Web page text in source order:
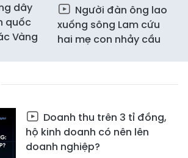
dây
quốc
Vàng
Người đàn ông lao
xuống sông Lam cứu
hai mẹ con nhảy cầu
Doanh thu trên 3 tỉ đồng,
hộ kinh doanh có nên lên
doanh nghiệp?